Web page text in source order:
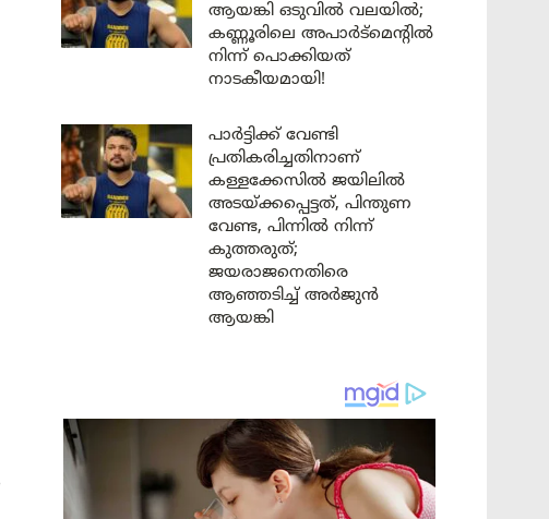
ആയങ്കി ഒടുവിൽ വലയിൽ;
കണ്ണൂരിലെ അപാർട്മെന്റിൽ
നിന്ന് പൊക്കിയത്
നാടകീയമായി!
പാർട്ടിക്ക് വേണ്ടി
പ്രതികരിച്ചതിനാണ്
കള്ളക്കേസിൽ ജയിലിൽ
അടയ്ക്കപ്പെട്ടത്, പിന്തുണ
വേണ്ട, പിന്നിൽ നിന്ന്
കുത്തരുത്;
ജയരാജനെതിരെ
ആഞ്ഞടിച്ച് അർജുൻ
ആയങ്കി